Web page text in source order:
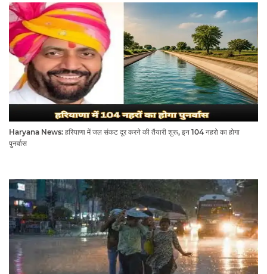
Haryana News: हरियाणा में जल संकट दूर करने की तैयारी शुरू, इन 104 नहरो का होगा
पुनर्वास